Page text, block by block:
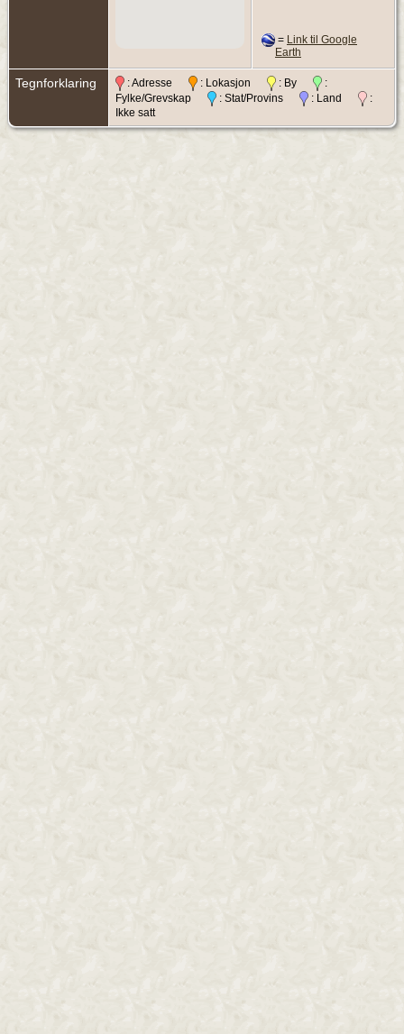
= Link til Google
Earth
Tegnforklaring : Adresse : Lokasjon : By
:
Fylke/Grevskap
: Stat/Provins : Land
:
Ikke satt